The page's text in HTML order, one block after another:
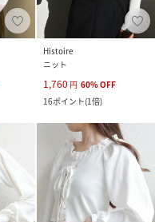
Histoire
ニット
1,760 円 60%OFF
16ポイント(1倍)